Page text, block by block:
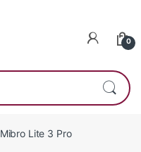
0
Mibro Lite 3 Pro